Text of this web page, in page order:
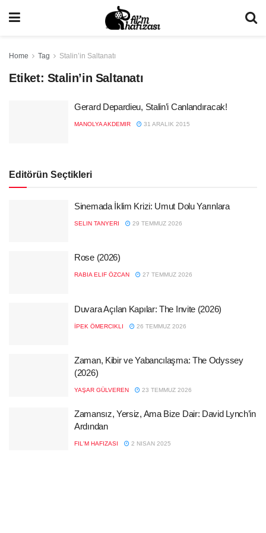
Home Tag Stalin’in Saltanatı
Etiket: Stalin’in Saltanatı
Gerard Depardieu, Stalin’i Canlandıracak!
MANOLYA AKDEMIR 31 ARALIK 2015
Editörün Seçtikleri
Sinemada İklim Krizi: Umut Dolu Yarınlara
SELIN TANYERI 29 TEMMUZ 2026
Rose (2026)
RABIA ELIF ÖZCAN 27 TEMMUZ 2026
Duvara Açılan Kapılar: The Invite (2026)
İPEK ÖMERCIKLI 26 TEMMUZ 2026
Zaman, Kibir ve Yabancılaşma: The Odyssey
(2026)
YAŞAR GÜLVEREN 23 TEMMUZ 2026
Zamansız, Yersiz, Ama Bize Dair: David Lynch’in
Ardından
FIL'M HAFIZASI 2 NISAN 2025